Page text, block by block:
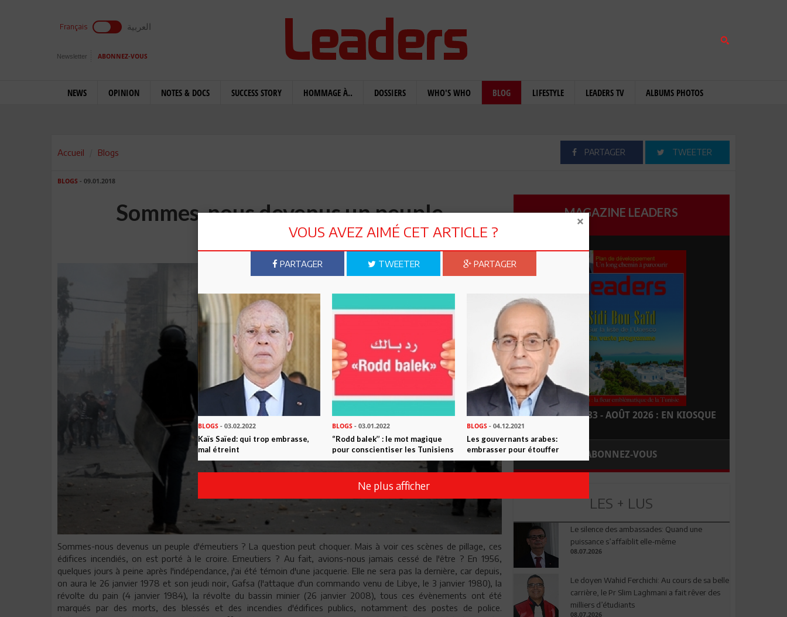
Français العربية
Newsletter ABONNEZ-VOUS
NEWS OPINION NOTES & DOCS SUCCESS STORY HOMMAGE À.. DOSSIERS WHO'S WHO BLOG LIFESTYLE LEADERS TV ALBUMS PHOTOS
Accueil Blogs PARTAGER TWEETER
BLOGS - 09.01.2018
Sommes-nous devenus un peuple
d'émeutiers ?
Sommes-nous devenus un peuple d'émeutiers ? La question peut choquer. Mais à voir ces scènes de pillage, ces
édifices incendiés, on est porté à le croire. Emeutiers ? Au fait, avions-nous jamais cessé de l'être ? En 1956,
quelques jours à peine après l'indépendance, j'ai été témoin d'une jacquerie. Elle ne sera pas la dernière, car depuis,
on aura le 26 janvier 1978 et son jeudi noir, Gafsa (l'attaque d'un commando venu de Libye, le 3 janvier 1980), la
révolte du pain (4 janvier 1984), la révolte du bassin minier (26 janvier 2008), tous ces évènements ont été
marqués par des morts, des blessés et des incendies d'édifices publics, notamment des postes de police.
MAGAZINE LEADERS
LEADERS N° 183 - AOÛT 2026 : EN KIOSQUE
ABONNEZ-VOUS
LES + LUS
Le silence des ambassades: Quand une
puissance s’affaiblit elle-même
08.07.2026
Le doyen Wahid Ferchichi: Au cours de sa belle
carrière, le Pr Slim Laghmani a fait rêver des
milliers d’étudiants
08.07.2026
VOUS AVEZ AIMÉ CET ARTICLE ?
PARTAGER TWEETER PARTAGER
BLOGS - 03.02.2022
Kaïs Saïed: qui trop embrasse,
mal étreint
BLOGS - 03.01.2022
‘’Rodd balek’’ : le mot magique
pour conscientiser les Tunisiens
BLOGS- 04.12.2021
Les gouvernants arabes:
embrasser pour étouffer
Ne plus afficher